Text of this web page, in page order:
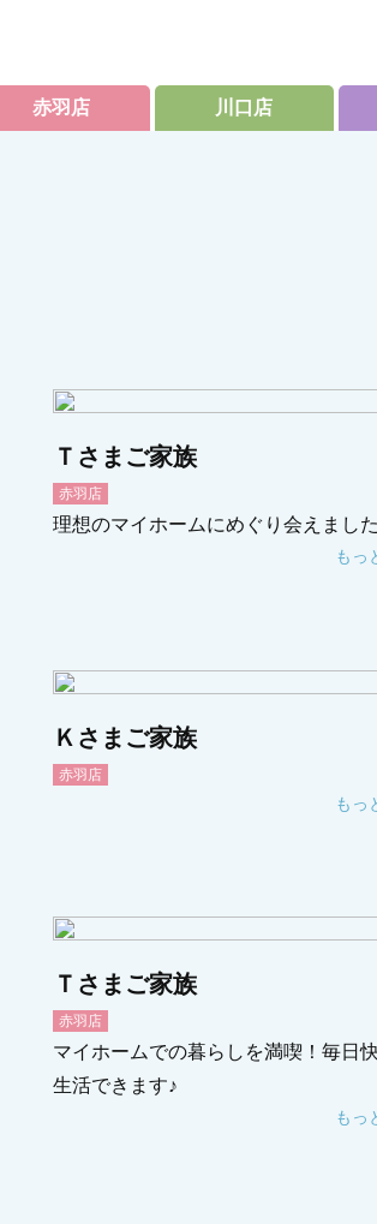
赤羽店 川口店
Ｔさまご家族
赤羽店
理想のマイホームにめぐり会えまし
もっ
Ｋさまご家族
赤羽店
もっ
Ｔさまご家族
赤羽店
マイホームでの暮らしを満喫！毎日
生活できます♪
もっ